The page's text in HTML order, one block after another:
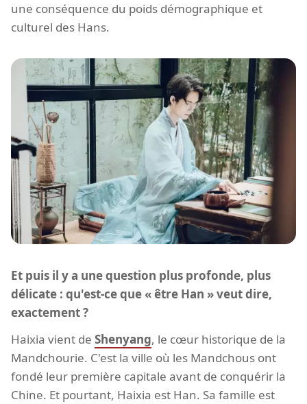
une conséquence du poids démographique et
culturel des Hans.
Et puis il y a une question plus profonde, plus
délicate : qu'est-ce que « être Han » veut dire,
exactement ?
Haixia vient de Shenyang, le cœur historique de la
Mandchourie. C'est la ville où les Mandchous ont
fondé leur première capitale avant de conquérir la
Chine. Et pourtant, Haixia est Han. Sa famille est